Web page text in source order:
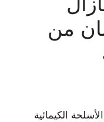
من
الكيمائية